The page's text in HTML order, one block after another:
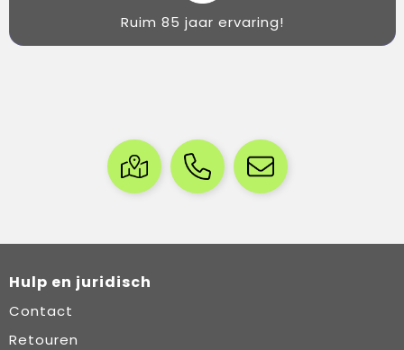
Ruim 85 jaar ervaring!
Hulp en juridisch
Contact
Retouren